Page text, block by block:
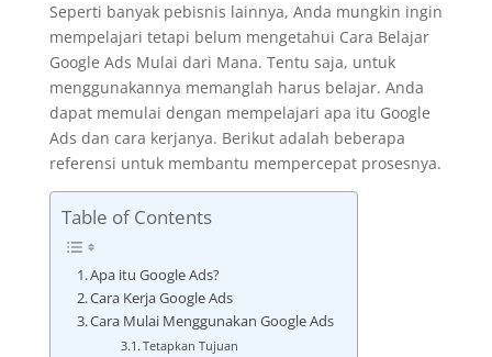
Seperti banyak pebisnis lainnya, Anda mungkin ingin
mempelajari tetapi belum mengetahui Cara Belajar
Google Ads Mulai dari Mana. Tentu saja, untuk
menggunakannya memanglah harus belajar. Anda
dapat memulai dengan mempelajari apa itu Google
Ads dan cara kerjanya. Berikut adalah beberapa
referensi untuk membantu mempercepat prosesnya.
Table of Contents
Apa itu Google Ads?
Cara Kerja Google Ads
Cara Mulai Menggunakan Google Ads
Tetapkan Tujuan